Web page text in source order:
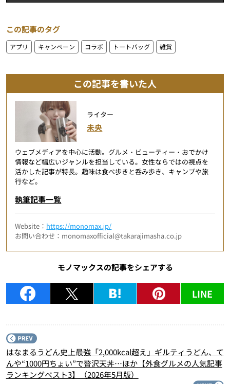
この記事のタグ
アプリ キャンペーン コラボ トートバッグ 雑貨
この記事を書いた人
ライター
未央
ウェブメディアを中心に活動。グルメ・ビューティー・おでかけ
情報など幅広いジャンルを担当している。女性ならではの視点を
活かした記事が特長。趣味は食べ歩きと呑み歩き、キャンプや旅
行など。
執筆記事一覧
Website： https://monomax.jp/
お問い合わせ：monomaxofficial@takarajimasha.co.jp
モノマックスの記事をシェアする
LINE
はなまるうどん史上最強「2,000kcal超え」ギルティうどん、て
んや“1000円ちょい”で贅沢天丼…ほか【外食グルメの人気記事
ランキングベスト3】（2026年5月版）